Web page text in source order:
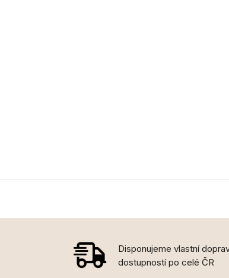
Disponujeme vlastní
dostupností po celé ČR